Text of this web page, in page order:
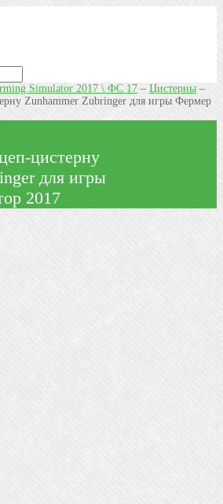
Simulator 2017 \ ФС 17– Цистерны –
Zunhammer Zubringer для игры Фермер
цистерну
для игры
2017